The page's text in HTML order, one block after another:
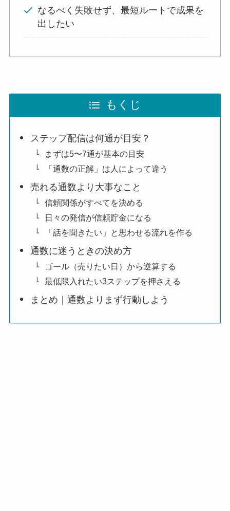
なるべく失敗せず、最短ルートで成果を
出したい
もくじ
ステップ配信は何通が目安？
まずは5〜7通が基本の目安
「通数の正解」は人によって違う
売れる通数より大事なこと
信頼関係がすべてを決める
日々の発信が信頼貯金になる
「話を聞きたい」と思わせる流れを作る
通数に迷うときの決め方
ゴール（売りたい日）から逆算する
最低限入れたい3ステップを押さえる
まとめ｜通数よりまず行動しよう